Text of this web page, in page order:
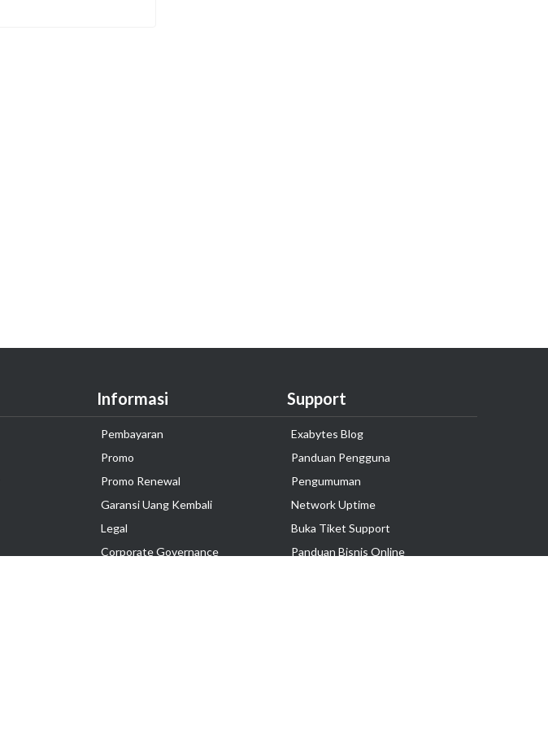
Informasi
Pembayaran
Promo
Promo Renewal
Garansi Uang Kembali
Legal
Corporate Governance
Support
Exabytes Blog
Panduan Pengguna
Pengumuman
Network Uptime
Buka Tiket Support
Panduan Bisnis Online